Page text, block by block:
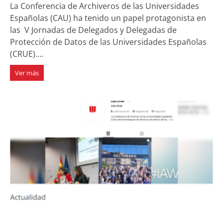
La Conferencia de Archiveros de las Universidades
Españolas (CAU) ha tenido un papel protagonista en
las V Jornadas de Delegados y Delegadas de
Protección de Datos de las Universidades Españolas
(CRUE)….
Ver más